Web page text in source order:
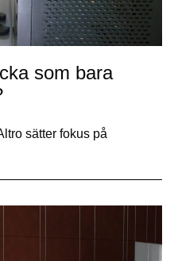
som bara
sätter fokus på